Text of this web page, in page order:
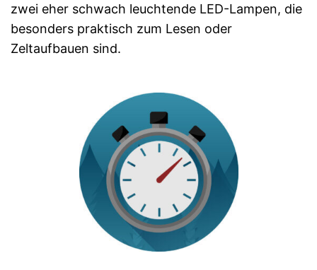
zwei eher schwach leuchtende LED-Lampen, die
besonders praktisch zum Lesen oder
Zeltaufbauen sind.